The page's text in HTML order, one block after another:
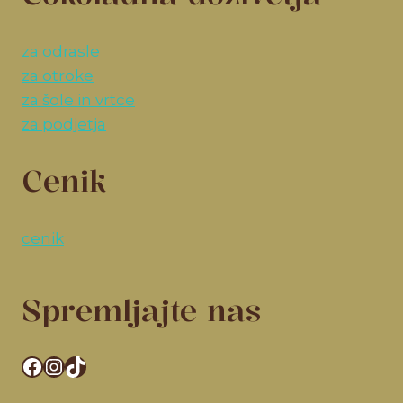
za odrasle
za otroke
za šole in vrtce
za podjetja
Cenik
cenik
Spremljajte nas
Facebook
Instagram
TikTok